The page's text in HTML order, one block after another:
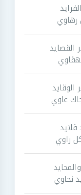
رهاوي
عاوي
راوي
نحاوي